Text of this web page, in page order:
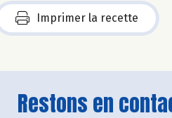
Imprimer la recette
Restons en